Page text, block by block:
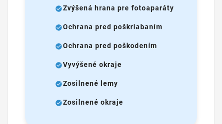
Zvýšená hrana pre fotoaparáty
Ochrana pred poškriabaním
Ochrana pred poškodením
Vyvýšené okraje
Zosilnené lemy
Zosilnené okraje